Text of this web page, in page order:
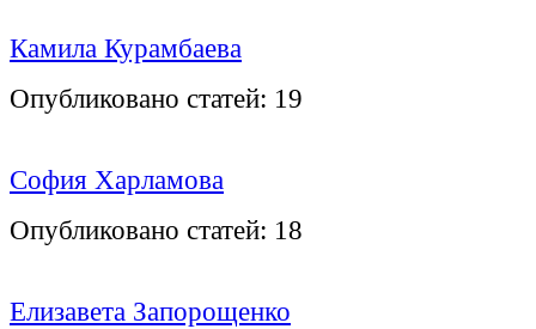
Камила Курамбаева
Опубликовано статей: 19
София Харламова
Опубликовано статей: 18
Елизавета Запорощенко